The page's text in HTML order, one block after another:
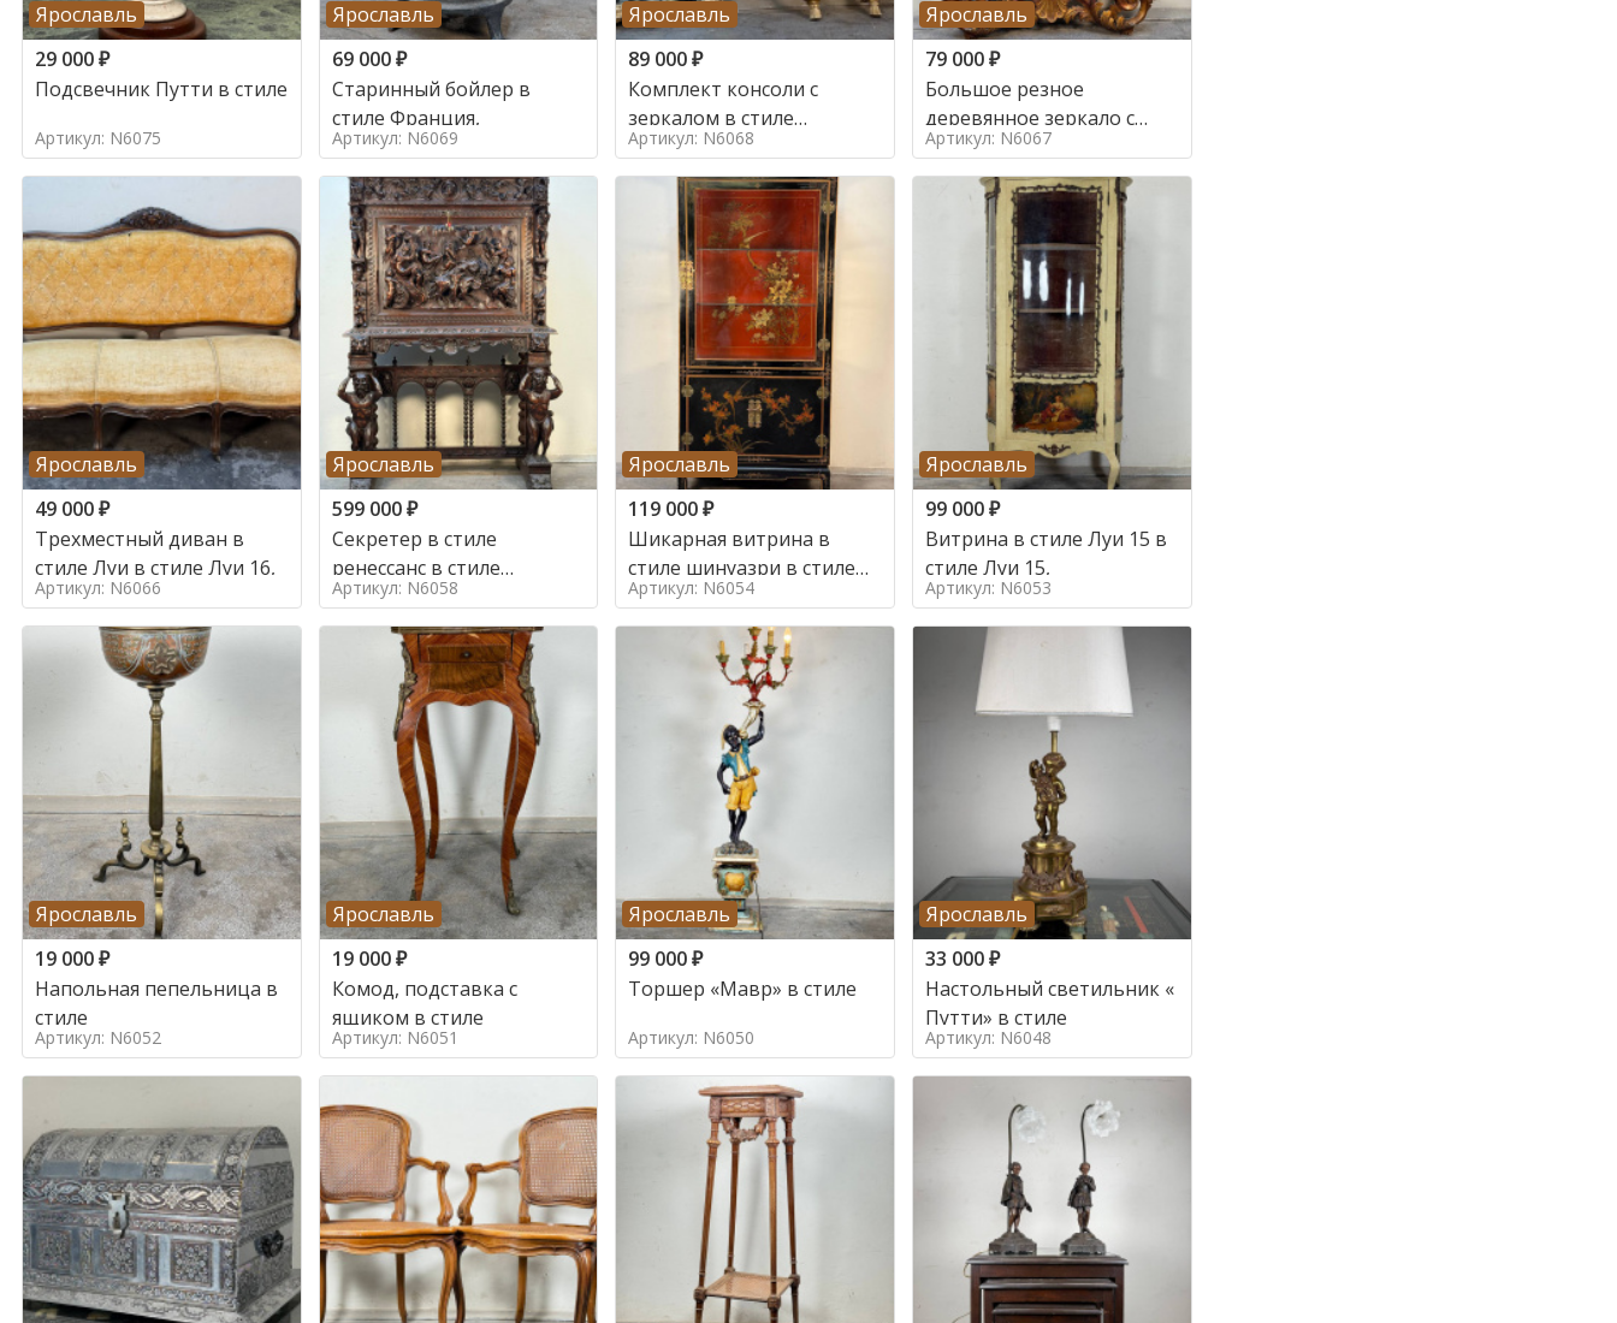
Ярославль
29 000₽
Подсвечник Путти в стиле
Артикул: N6075
Ярославль
69 000₽
Старинный бойлер в
стиле Франция,
Артикул: N6069
Ярославль
89 000₽
Комплект консоли с
зеркалом в стиле
ренессанс,
Артикул: N6068
Ярославль
79 000₽
Большое резное
деревянное зеркало с
золочением в стиле
Артикул: N6067
Ярославль
49 000₽
Трехместный диван в
стиле Луи в стиле Луи 16,
Артикул: N6066
Ярославль
599 000₽
Секретер в стиле
ренессанс в стиле
ренессанс, 19 век
Артикул: N6058
Ярославль
119 000₽
Шикарная витрина в
стиле шинуазри в стиле
шинуазри,
Артикул: N6054
Ярославль
99 000₽
Витрина в стиле Луи 15 в
стиле Луи 15,
Артикул: N6053
Ярославль
19 000₽
Напольная пепельница в
стиле
Артикул: N6052
Ярославль
19 000₽
Комод, подставка с
ящиком в стиле
Артикул: N6051
Ярославль
99 000₽
Торшер «Мавр» в стиле
Артикул: N6050
Ярославль
33 000₽
Настольный светильник «
Путти» в стиле
Артикул: N6048